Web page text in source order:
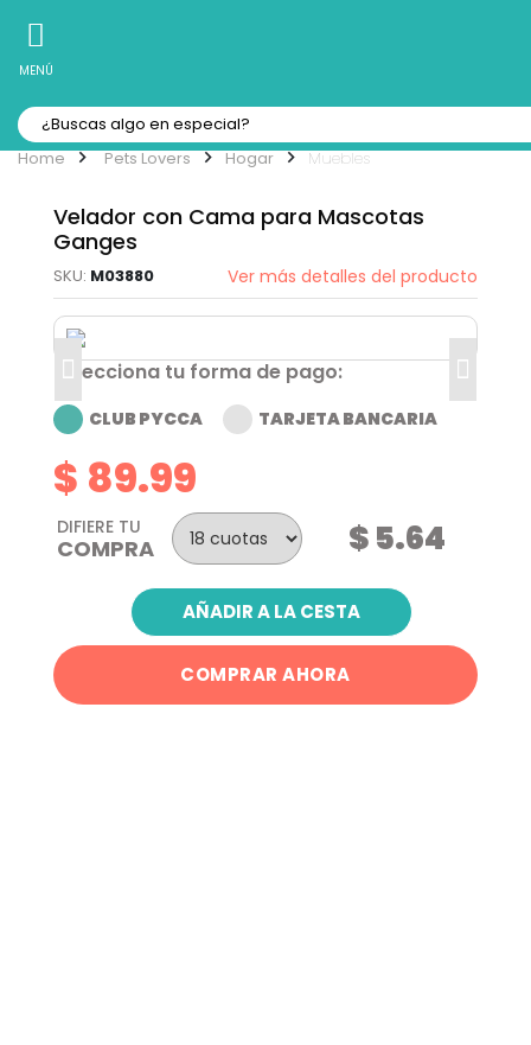
MENÚ
Pets Lovers Hogar Muebles
Velador con Cama para Mascotas
Ganges
M03880 Ver más detalles del producto
Selecciona tu forma de pago:
CLUB PYCCA TARJETA BANCARIA
$ 89.99
DIFIERE TU
COMPRA $ 5.64
AÑADIR A LA CESTA
COMPRAR